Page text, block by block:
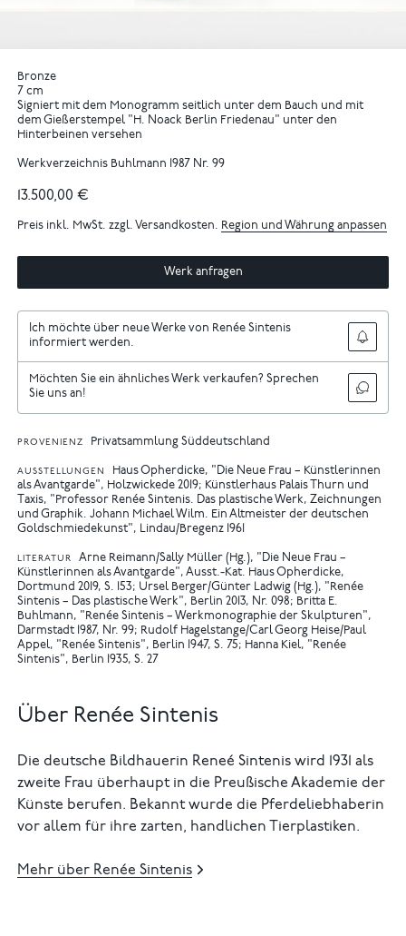
Bronze
7 cm
Signiert mit dem Monogramm seitlich unter dem Bauch und mit
dem Gießerstempel "H. Noack Berlin Friedenau" unter den
Hinterbeinen versehen
Werkverzeichnis Buhlmann 1987 Nr. 99
13.500,00 €
Preis inkl. MwSt. zzgl. Versandkosten. Region und Währung anpassen
Werk anfragen
Ich möchte über neue Werke von Renée Sintenis
informiert werden.
Möchten Sie ein ähnliches Werk verkaufen? Sprechen
Sie uns an!
PROVENIENZ Privatsammlung Süddeutschland
AUSSTELLUNGEN
Haus Opherdicke, "Die Neue Frau – Künstlerinnen
als Avantgarde", Holzwickede 2019
Künstlerhaus Palais Thurn und
Taxis, "Professor Renée Sintenis. Das plastische Werk, Zeichnungen
und Graphik. Johann Michael Wilm. Ein Altmeister der deutschen
Goldschmiedekunst", Lindau/Bregenz 1961
LITERATUR
Arne Reimann/Sally Müller (Hg.), "Die Neue Frau –
Künstlerinnen als Avantgarde", Ausst.-Kat. Haus Opherdicke,
Dortmund 2019, S. 153
Ursel Berger/Günter Ladwig (Hg.), "Renée
Sintenis – Das plastische Werk", Berlin 2013, Nr. 098
Britta E.
Buhlmann, "Renée Sintenis – Werkmonographie der Skulpturen",
Darmstadt 1987, Nr. 99
Rudolf Hagelstange/Carl Georg Heise/Paul
Appel, "Renée Sintenis", Berlin 1947, S. 75
Hanna Kiel, "Renée
Sintenis", Berlin 1935, S. 27
Über Renée Sintenis
Die deutsche Bildhauerin Reneé Sintenis wird 1931 als
zweite Frau überhaupt in die Preußische Akademie der
Künste berufen. Bekannt wurde die Pferdeliebhaberin
vor allem für ihre zarten, handlichen Tierplastiken.
Mehr über Renée Sintenis